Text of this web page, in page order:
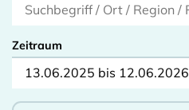
Zeitraum
13.06.2025 bis 12.06.2026